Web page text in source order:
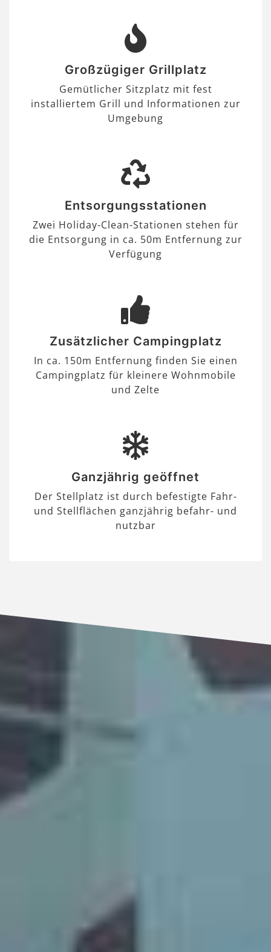
Großzügiger Grillplatz
Gemütlicher Sitzplatz mit fest
installiertem Grill und Informationen zur
Umgebung
Entsorgungsstationen
Zwei Holiday-Clean-Stationen stehen für
die Entsorgung in ca. 50m Entfernung zur
Verfügung
Zusätzlicher Campingplatz
In ca. 150m Entfernung finden Sie einen
Campingplatz für kleinere Wohnmobile
und Zelte
Ganzjährig geöffnet
Der Stellplatz ist durch befestigte Fahr-
und Stellflächen ganzjährig befahr- und
nutzbar